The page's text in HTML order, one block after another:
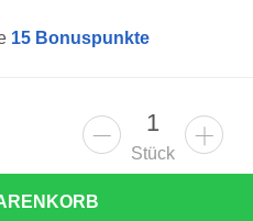
15 Bonuspunkte
Stück